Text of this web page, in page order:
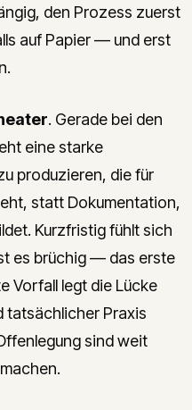
den Prozess zuerst
auf Papier — und erst
. Gerade bei den
eine starke
produzieren, die für
statt Dokumentation,
Kurzfristig fühlt sich
es brüchig — das erste
Vorfall legt die Lücke
tatsächlicher Praxis
sind weit